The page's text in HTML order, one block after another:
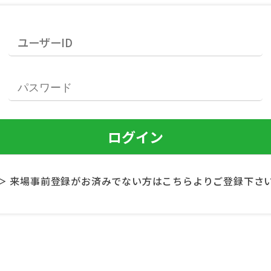
来場事前登録がお済みでない方はこちらよりご登録下さ